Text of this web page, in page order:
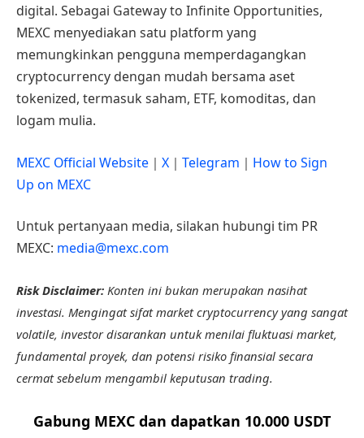
digital. Sebagai Gateway to Infinite Opportunities,
MEXC menyediakan satu platform yang
memungkinkan pengguna memperdagangkan
cryptocurrency dengan mudah bersama aset
tokenized, termasuk saham, ETF, komoditas, dan
logam mulia.
MEXC Official Website ｜ X ｜ Telegram ｜ How to Sign
Up on MEXC
Untuk pertanyaan media, silakan hubungi tim PR
MEXC: media@mexc.com
Risk Disclaimer: Konten ini bukan merupakan nasihat
investasi. Mengingat sifat market cryptocurrency yang sangat
volatile, investor disarankan untuk menilai fluktuasi market,
fundamental proyek, dan potensi risiko finansial secara
cermat sebelum mengambil keputusan trading.
Gabung MEXC dan dapatkan 10.000 USDT